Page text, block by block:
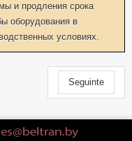
и продления срока
оборудования в
условиях.
Seguinte